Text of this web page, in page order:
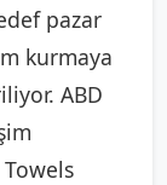
pazar
kurmaya
ABD
Towels